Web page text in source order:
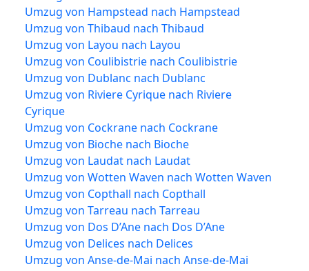
Umzug von Hampstead nach Hampstead
Umzug von Thibaud nach Thibaud
Umzug von Layou nach Layou
Umzug von Coulibistrie nach Coulibistrie
Umzug von Dublanc nach Dublanc
Umzug von Riviere Cyrique nach Riviere
Cyrique
Umzug von Cockrane nach Cockrane
Umzug von Bioche nach Bioche
Umzug von Laudat nach Laudat
Umzug von Wotten Waven nach Wotten Waven
Umzug von Copthall nach Copthall
Umzug von Tarreau nach Tarreau
Umzug von Dos D’Ane nach Dos D’Ane
Umzug von Delices nach Delices
Umzug von Anse-de-Mai nach Anse-de-Mai